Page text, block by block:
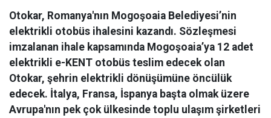
Otokar, Romanya'nın Mogoşoaia Belediyesi’nin
elektrikli otobüs ihalesini kazandı. Sözleşmesi
imzalanan ihale kapsamında Mogoşoaia’ya 12 adet
elektrikli e-KENT otobüs teslim edecek olan
Otokar, şehrin elektrikli dönüşümüne öncülük
edecek. İtalya, Fransa, İspanya başta olmak üzere
Avrupa'nın pek çok ülkesinde toplu ulaşım şirketleri